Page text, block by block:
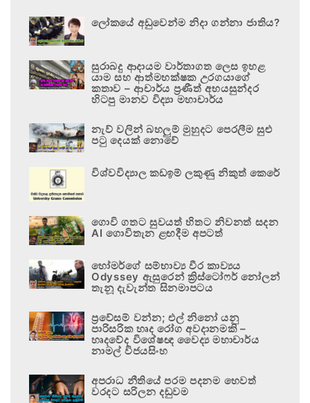
ලෝකයේ අඩුවෙන්ම නිදා ගන්නා ජාතිය?
සුරාබදු ආදායම වාර්තාගත ලෙස ඉහළ
යාම සහ ආත්මභක්ෂක උරගයාගේ
කතාව – ආචාර්ය ප්‍රණීත් අභයසුන්දර
හිටපු මානව විද්‍යා මහාචාර්ය
නැව් වලින් බහලුම් මුහුදට පෙරලීම සුළු
පටු දෙයක් නොවේ
විශ්වවිද්‍යාල කඩඉම් ලකුණු නිකුත් කෙරේ
ගොවි ගතට සුවයත් හිතට නිවනත් සදන
AI ගොවිතැන ළඟදීම අපටත්
හෝමර්ගේ සම්භාව්‍ය වීර කාව්‍යය
Odyssey ඇසුරෙන් ක්‍රිස්ටෝෆර් නෝලන්
තැනූ දැවැන්ත සිනමාපටය
ප්‍රවේසම් වන්න; එල් නිනෝ යනු
පාරිසරික හෘද රෝග අවදානමකි –
හෘදවේද විශේෂඥ වෛද්‍ය මහාචාර්ය
නාමල් විජයසිංහ
අපරාධ නීතියේ පරම පදනම හෙවත්
වරදට සරිලන දඬුවම